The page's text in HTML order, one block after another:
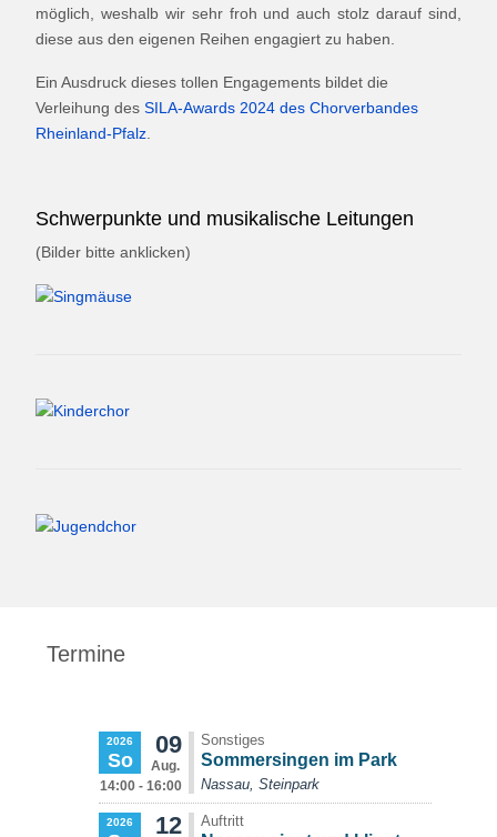
möglich, weshalb wir sehr froh und auch stolz darauf sind,
diese aus den eigenen Reihen engagiert zu haben.
Ein Ausdruck dieses tollen Engagements bildet die
Verleihung des SILA-Awards 2024 des Chorverbandes
Rheinland-Pfalz
Schwerpunkte und musikalische Leitungen
(Bilder bitte anklicken)
Termine